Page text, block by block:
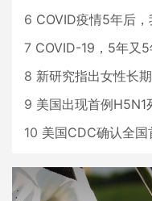
6 COVID疫情5年后，我
7 COVID-19，5年又
8 新研究指出女性长期
9 美国出现首例H5N1
10 美国CDC确认全国首